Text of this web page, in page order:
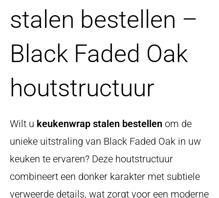
stalen bestellen –
Black Faded Oak
houtstructuur
Wilt u keukenwrap stalen bestellen om de
unieke uitstraling van Black Faded Oak in uw
keuken te ervaren? Deze houtstructuur
combineert een donker karakter met subtiele
verweerde details, wat zorgt voor een moderne